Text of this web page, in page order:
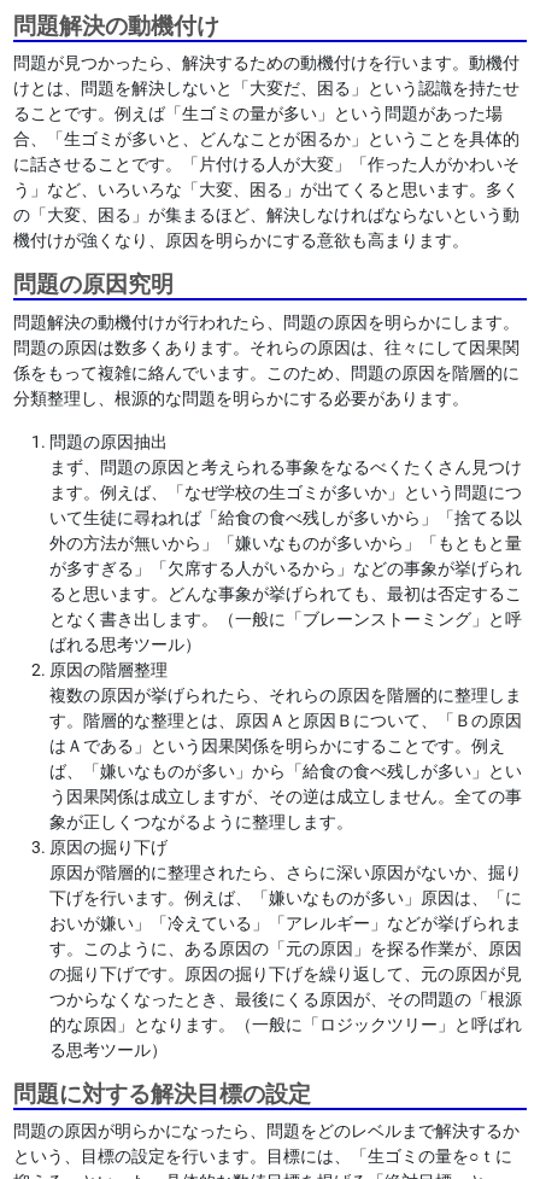
問題解決の動機付け
問題が見つかったら、解決するための動機付けを行います。動機付
けとは、問題を解決しないと「大変だ、困る」という認識を持たせ
ることです。例えば「生ゴミの量が多い」という問題があった場
合、「生ゴミが多いと、どんなことが困るか」ということを具体的
に話させることです。「片付ける人が大変」「作った人がかわいそ
う」など、いろいろな「大変、困る」が出てくると思います。多く
の「大変、困る」が集まるほど、解決しなければならないという動
機付けが強くなり、原因を明らかにする意欲も高まります。
問題の原因究明
問題解決の動機付けが行われたら、問題の原因を明らかにします。
問題の原因は数多くあります。それらの原因は、往々にして因果関
係をもって複雑に絡んでいます。このため、問題の原因を階層的に
分類整理し、根源的な問題を明らかにする必要があります。
問題の原因抽出
まず、問題の原因と考えられる事象をなるべくたくさん見つけ
ます。例えば、「なぜ学校の生ゴミが多いか」という問題につ
いて生徒に尋ねれば「給食の食べ残しが多いから」「捨てる以
外の方法が無いから」「嫌いなものが多いから」「もともと量
が多すぎる」「欠席する人がいるから」などの事象が挙げられ
ると思います。どんな事象が挙げられても、最初は否定するこ
となく書き出します。（一般に「ブレーンストーミング」と呼
ばれる思考ツール）
原因の階層整理
複数の原因が挙げられたら、それらの原因を階層的に整理しま
す。階層的な整理とは、原因Ａと原因Ｂについて、「Ｂの原因
はＡである」という因果関係を明らかにすることです。例え
ば、「嫌いなものが多い」から「給食の食べ残しが多い」とい
う因果関係は成立しますが、その逆は成立しません。全ての事
象が正しくつながるように整理します。
原因の掘り下げ
原因が階層的に整理されたら、さらに深い原因がないか、掘り
下げを行います。例えば、「嫌いなものが多い」原因は、「に
おいが嫌い」「冷えている」「アレルギー」などが挙げられま
す。このように、ある原因の「元の原因」を探る作業が、原因
の掘り下げです。原因の掘り下げを繰り返して、元の原因が見
つからなくなったとき、最後にくる原因が、その問題の「根源
的な原因」となります。（一般に「ロジックツリー」と呼ばれ
る思考ツール）
問題に対する解決目標の設定
問題の原因が明らかになったら、問題をどのレベルまで解決するか
という、目標の設定を行います。目標には、「生ゴミの量を○ｔに